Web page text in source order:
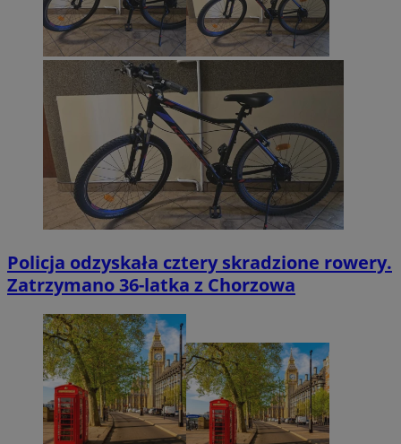
Policja odzyskała cztery skradzione rowery.
Zatrzymano 36-latka z Chorzowa